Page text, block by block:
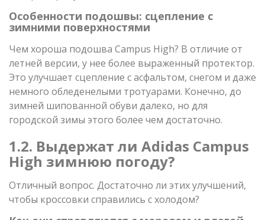
Особенности подошвы: сцепление с
зимними поверхностями
Чем хороша подошва Campus High? В отличие от
летней версии, у нее более выраженный протектор.
Это улучшает сцепление с асфальтом, снегом и даже
немного обледенелыми тротуарами. Конечно, до
зимней шипованной обуви далеко, но для
городской зимы этого более чем достаточно.
1.2. Выдержат ли Adidas Campus
High зимнюю погоду?
Отличный вопрос. Достаточно ли этих улучшений,
чтобы кроссовки справились с холодом?